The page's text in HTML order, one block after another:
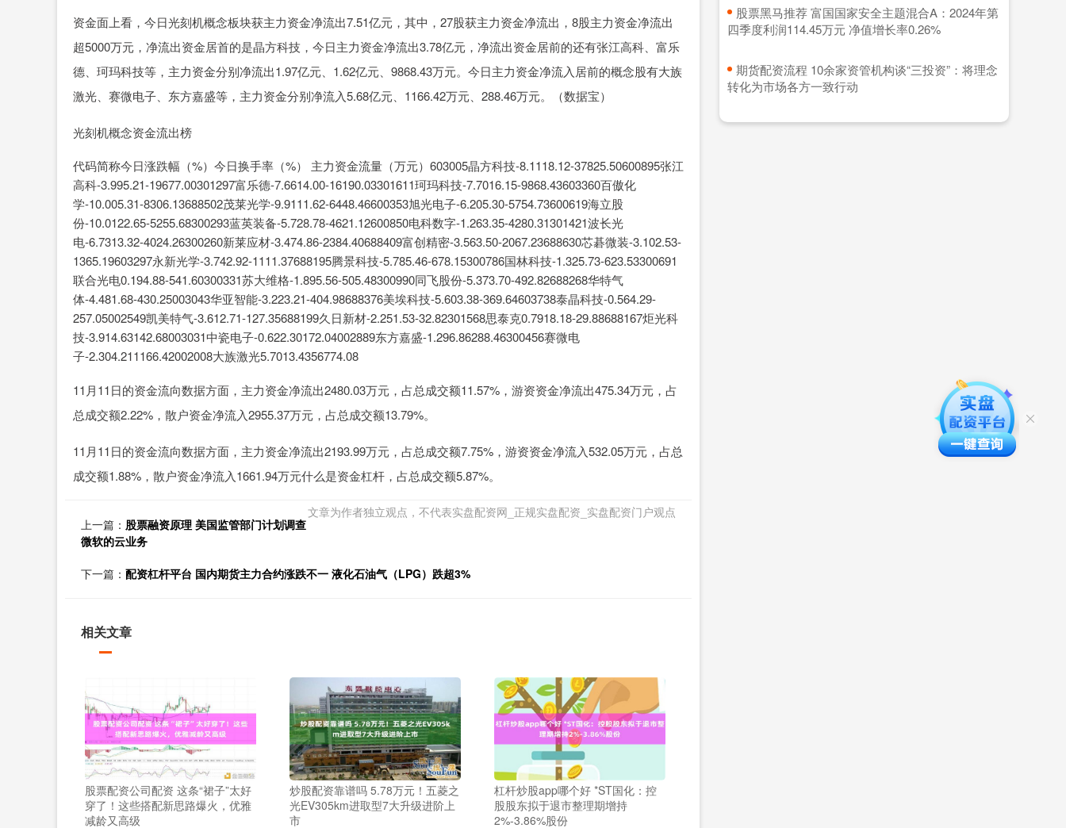
资金面上看，今日光刻机概念板块获主力资金净流出7.51亿元，其中，27股获主力资金净流出，8股主力资金净流出
超5000万元，净流出资金居首的是晶方科技，今日主力资金净流出3.78亿元，净流出资金居前的还有张江高科、富乐
德、珂玛科技等，主力资金分别净流出1.97亿元、1.62亿元、9868.43万元。今日主力资金净流入居前的概念股有大族
激光、赛微电子、东方嘉盛等，主力资金分别净流入5.68亿元、1166.42万元、288.46万元。（数据宝）
光刻机概念资金流出榜
代码简称今日涨跌幅（%）今日换手率（%） 主力资金流量（万元）603005晶方科技-8.1118.12-37825.50600895张江
高科-3.995.21-19677.00301297富乐德-7.6614.00-16190.03301611珂玛科技-7.7016.15-9868.43603360百傲化
学-10.005.31-8306.13688502茂莱光学-9.9111.62-6448.46600353旭光电子-6.205.30-5754.73600619海立股
份-10.0122.65-5255.68300293蓝英装备-5.728.78-4621.12600850电科数字-1.263.35-4280.31301421波长光
电-6.7313.32-4024.26300260新莱应材-3.474.86-2384.40688409富创精密-3.563.50-2067.23688630芯碁微装-3.102.53-
1365.19603297永新光学-3.742.92-1111.37688195腾景科技-5.785.46-678.15300786国林科技-1.325.73-623.53300691
联合光电0.194.88-541.60300331苏大维格-1.895.56-505.48300990同飞股份-5.373.70-492.82688268华特气
体-4.481.68-430.25003043华亚智能-3.223.21-404.98688376美埃科技-5.603.38-369.64603738泰晶科技-0.564.29-
257.05002549凯美特气-3.612.71-127.35688199久日新材-2.251.53-32.82301568思泰克0.7918.18-29.88688167炬光科
技-3.914.63142.68003031中瓷电子-0.622.30172.04002889东方嘉盛-1.296.86288.46300456赛微电
子-2.304.211166.42002008大族激光5.7013.4356774.08
11月11日的资金流向数据方面，主力资金净流出2480.03万元，占总成交额11.57%，游资资金净流出475.34万元，占
总成交额2.22%，散户资金净流入2955.37万元，占总成交额13.79%。
11月11日的资金流向数据方面，主力资金净流出2193.99万元，占总成交额7.75%，游资资金净流入532.05万元，占总
成交额1.88%，散户资金净流入1661.94万元什么是资金杠杆，占总成交额5.87%。
文章为作者独立观点，不代表实盘配资网_正规实盘配资_实盘配资门户观点
上一篇： 股票融资原理 美国监管部门计划调查
微软的云业务
下一篇： 配资杠杆平台 国内期货主力合约涨跌不一 液化石油气（LPG）跌超3%
相关文章
股票配资公司配资 这条“裙子”太好
穿了！这些搭配新思路爆火，优雅
减龄又高级
炒股配资靠谱吗 5.78万元！五菱之
光EV305km进取型7大升级进阶上
市
杠杆炒股app哪个好 *ST国化：控
股股东拟于退市整理期增持
2%-3.86%股份
​股票黑马推荐 富国国家安全主题混合A：2024年第
四季度利润114.45万元 净值增长率0.26%
​期货配资流程 10余家资管机构谈“三投资”：将理念
转化为市场各方一致行动